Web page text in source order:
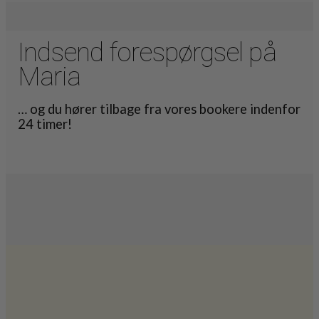
Indsend forespørgsel på
Maria
… og du hører tilbage fra vores bookere indenfor
24 timer!